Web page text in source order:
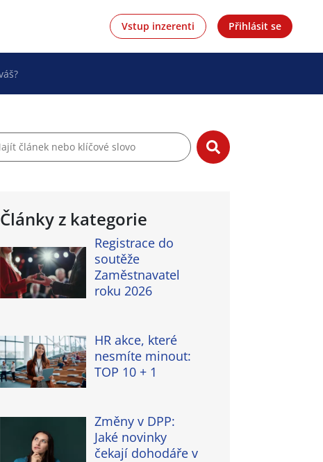
Vstup inzerenti Přihlásit se
Články z kategorie
Registrace do
soutěže
Zaměstnavatel
roku 2026
HR akce, které
nesmíte minout:
TOP 10 + 1
Změny v DPP:
Jaké novinky
čekají dohodáře v